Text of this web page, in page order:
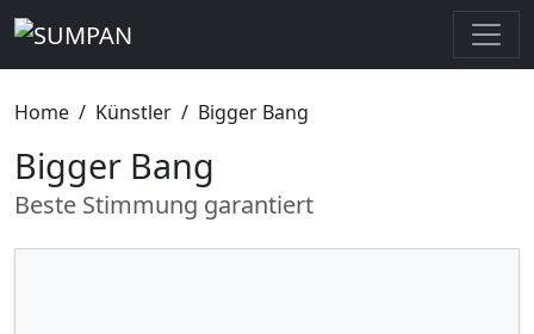
Home Künstler Bigger Bang
Bigger Bang
Beste Stimmung garantiert